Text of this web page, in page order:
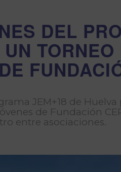
DEL
JEM+18 de
de Fundación
entre asociaciones.